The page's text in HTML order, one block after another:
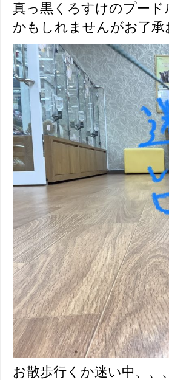
真っ黒くろすけのプー
かもしれませんがお了承
お散歩行くか迷い中、、、